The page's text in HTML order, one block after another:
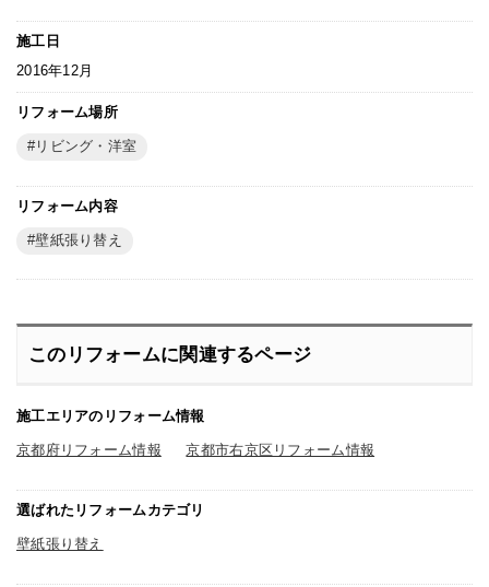
施工日
2016年12月
リフォーム場所
リビング・洋室
リフォーム内容
壁紙張り替え
このリフォームに関連するページ
施工エリアのリフォーム情報
京都府リフォーム情報 京都市右京区リフォーム情報
選ばれたリフォームカテゴリ
壁紙張り替え